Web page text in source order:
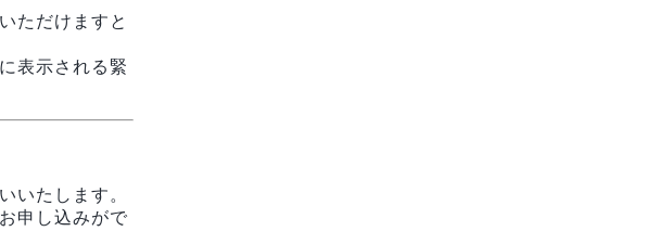
ただけますと
表示される緊
いたします。
申し込みがで